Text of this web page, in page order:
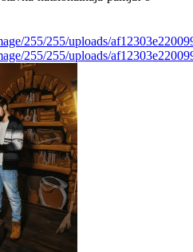
255/255/uploads/
255/255/uploads/